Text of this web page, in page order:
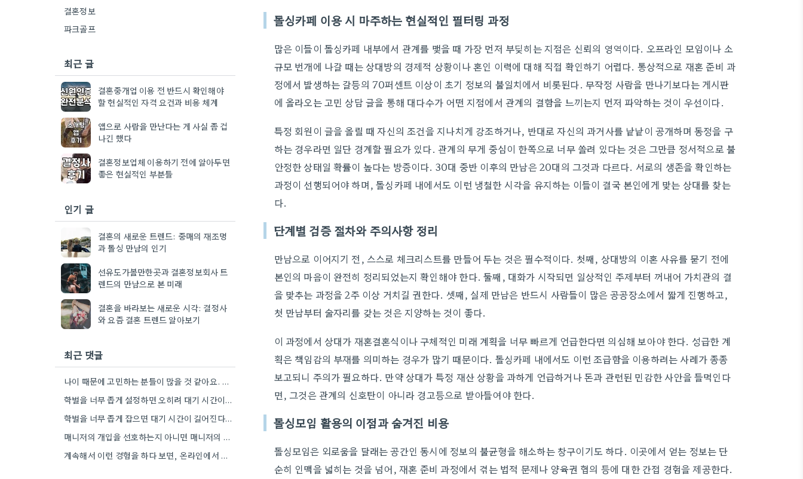
돌싱카페 이용 시 마주하는 현실적인 필터링 과정
많은 이들이 돌싱카페 내부에서 관계를 맺을 때 가장 먼저 부딪히는 지점은 신뢰의 영역이다. 오프라인 모임이나 소
규모 번개에 나갈 때는 상대방의 경제적 상황이나 혼인 이력에 대해 직접 확인하기 어렵다. 통상적으로 재혼 준비 과
정에서 발생하는 갈등의 70퍼센트 이상이 초기 정보의 불일치에서 비롯된다. 무작정 사람을 만나기보다는 게시판
에 올라오는 고민 상담 글을 통해 대다수가 어떤 지점에서 관계의 결함을 느끼는지 먼저 파악하는 것이 우선이다.
특정 회원이 글을 올릴 때 자신의 조건을 지나치게 강조하거나, 반대로 자신의 과거사를 낱낱이 공개하며 동정을 구
하는 경우라면 일단 경계할 필요가 있다. 관계의 무게 중심이 한쪽으로 너무 쏠려 있다는 것은 그만큼 정서적으로 불
안정한 상태일 확률이 높다는 방증이다. 30대 중반 이후의 만남은 20대의 그것과 다르다. 서로의 생존을 확인하는
과정이 선행되어야 하며, 돌싱카페 내에서도 이런 냉철한 시각을 유지하는 이들이 결국 본인에게 맞는 상대를 찾는
다.
단계별 검증 절차와 주의사항 정리
만남으로 이어지기 전, 스스로 체크리스트를 만들어 두는 것은 필수적이다. 첫째, 상대방의 이혼 사유를 묻기 전에
본인의 마음이 완전히 정리되었는지 확인해야 한다. 둘째, 대화가 시작되면 일상적인 주제부터 꺼내어 가치관의 결
을 맞추는 과정을 2주 이상 거치길 권한다. 셋째, 실제 만남은 반드시 사람들이 많은 공공장소에서 짧게 진행하고,
첫 만남부터 술자리를 갖는 것은 지양하는 것이 좋다.
이 과정에서 상대가 재혼결혼식이나 구체적인 미래 계획을 너무 빠르게 언급한다면 의심해 보아야 한다. 성급한 계
획은 책임감의 부재를 의미하는 경우가 많기 때문이다. 돌싱카페 내에서도 이런 조급함을 이용하려는 사례가 종종
보고되니 주의가 필요하다. 만약 상대가 특정 재산 상황을 과하게 언급하거나 돈과 관련된 민감한 사안을 들먹인다
면, 그것은 관계의 신호탄이 아니라 경고등으로 받아들여야 한다.
돌싱모임 활용의 이점과 숨겨진 비용
돌싱모임은 외로움을 달래는 공간인 동시에 정보의 불균형을 해소하는 창구이기도 하다. 이곳에서 얻는 정보는 단
순히 인맥을 넓히는 것을 넘어, 재혼 준비 과정에서 겪는 법적 문제나 양육권 협의 등에 대한 간접 경험을 제공한다.
결혼정보
파크골프
최근 글
결혼중개업 이용 전 반드시 확인해야
할 현실적인 자격 요건과 비용 체계
앱으로 사람을 만난다는 게 사실 좀 겁
나긴 했다
결혼정보업체 이용하기 전에 알아두면
좋은 현실적인 부분들
인기 글
결혼의 새로운 트렌드: 중매의 재조명
과 돌싱 만남의 인기
선유도가볼만한곳과 결혼정보회사 트
렌드의 만남으로 본 미래
결혼을 바라보는 새로운 시각: 결정사
와 요즘 결혼 트렌드 알아보기
최근 댓글
나이 때문에 고민하는 분들이 많을 것 같아요. 제가 비슷한 경험을 한 적이 있어서요.
학벌을 너무 좁게 설정하면 오히려 대기 시간이 길어진다는 점이 와닿네요. 제 경우에도 비슷한 경험이 있었거든요.
학벌을 너무 좁게 잡으면 대기 시간이 길어진다는 말씀, 저도 비슷한 경험이 있었어요. 오히려 좀 더…
매니저의 개입을 선호하는지 아니면 매니저의 개입을 선호하는지 확인하는 부분이 흥미로웠어요. 특히, 주관이 강할수록 오히려 불편함을…
계속해서 이런 경험을 하다 보면, 온라인에서 만나는 사람들의 진짜 모습이 얼마나 다른지 더 자세히 관찰하게…